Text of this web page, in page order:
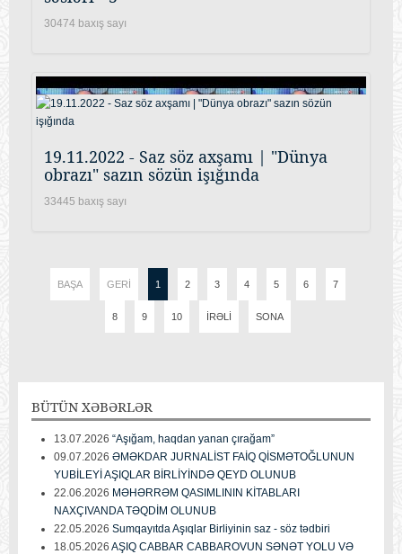
30474 baxış sayı
19.11.2022 - Saz söz axşamı | "Dünya
obrazı" sazın sözün işığında
33445 baxış sayı
BAŞA GERI 1 2 3 4 5 6 7
8 9 10 İRƏLI SONA
BÜTÜN XƏBƏRLƏR
13.07.2026 “Aşığam, haqdan yanan çırağam”
09.07.2026 ƏMƏKDAR JURNALİST FAİQ QİSMƏTOĞLUNUN
YUBİLEYİ AŞIQLAR BİRLİYİNDƏ QEYD OLUNUB
22.06.2026 MƏHƏRRƏM QASIMLININ KİTABLARI
NAXÇIVANDA TƏQDİM OLUNUB
22.05.2026 Sumqayıtda Aşıqlar Birliyinin saz - söz tədbiri
18.05.2026 AŞIQ CABBAR CABBAROVUN SƏNƏT YOLU VƏ